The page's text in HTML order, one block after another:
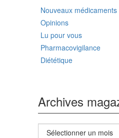
Nouveaux médicaments
Opinions
Lu pour vous
Pharmacovigilance
Diététique
Archives
Archives